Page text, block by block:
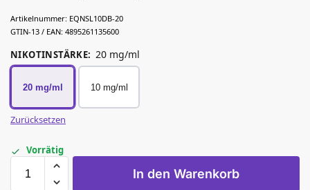
Artikelnummer: EQNSL10DB-20
GTIN-13 / EAN: 4895261135600
NIKOTINSTÄRKE: 20 mg/ml
20 mg/ml 10 mg/ml
Zurücksetzen
Vorrätig
In den Warenkorb